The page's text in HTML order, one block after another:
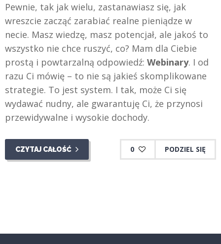
Pewnie, tak jak wielu, zastanawiasz się, jak
wreszcie zacząć zarabiać realne pieniądze w
necie. Masz wiedzę, masz potencjał, ale jakoś to
wszystko nie chce ruszyć, co? Mam dla Ciebie
prostą i powtarzalną odpowiedź: Webinary. I od
razu Ci mówię – to nie są jakieś skomplikowane
strategie. To jest system. I tak, może Ci się
wydawać nudny, ale gwarantuję Ci, że przynosi
przewidywalne i wysokie dochody.
CZYTAJ CAŁOŚĆ 0 PODZIEL SIĘ